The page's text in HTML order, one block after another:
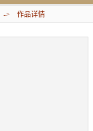
-> 作品详情